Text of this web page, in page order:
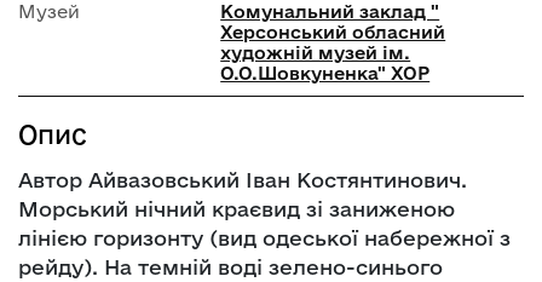
Музей
Комунальний заклад "
Херсонський обласний
художній музей ім.
О.О.Шовкуненка" ХОР
Опис
Автор Айвазовський Іван Костянтинович.
Морський нічний краєвид зі заниженою
лінією горизонту (вид одеської набережної з
рейду). На темній воді зелено-синього